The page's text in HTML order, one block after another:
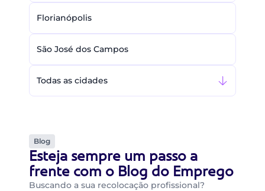
Florianópolis
São José dos Campos
Todas as cidades
Blog
Esteja sempre um passo a
frente com o Blog do Emprego
Buscando a sua recolocação profissional?